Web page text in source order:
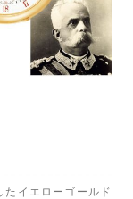
イエローゴールド